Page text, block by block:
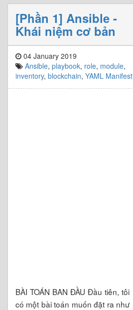
[Phần 1] Ansible -
Khái niệm cơ bản
04 January 2019
Ansible, playbook, role, module,
inventory, blockchain, YAML Manifest
BÀI TOÁN BAN ĐẦU Đầu tiên, tôi
có một bài toán muốn đặt ra như